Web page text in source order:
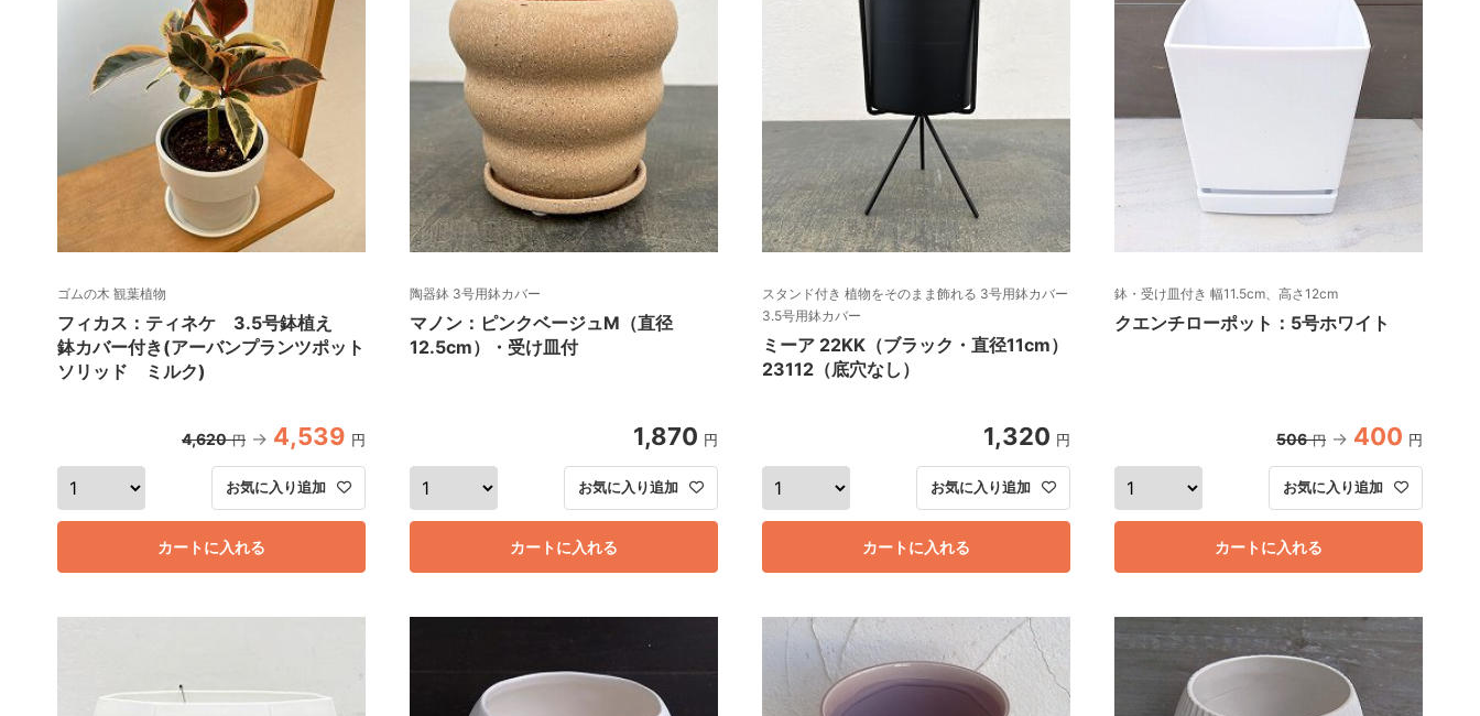
ゴムの木 観葉植物
フィカス：ティネケ 3.5号鉢植え
鉢カバー付き(アーバンプランツポット
ソリッド ミルク)
4,620 円 4,539 円
お気に入り追加
カートに入れる
陶器鉢 3号用鉢カバー
マノン：ピンクベージュM（直径
12.5cm）・受け皿付
1,870 円
お気に入り追加
カートに入れる
スタンド付き 植物をそのまま飾れる 3号用鉢カバー
3.5号用鉢カバー
ミーア 22KK（ブラック・直径11cm）
23112（底穴なし）
1,320 円
お気に入り追加
カートに入れる
鉢・受け皿付き 幅11.5cm、高さ12cm
クエンチローポット：5号ホワイト
506 円 400 円
お気に入り追加
カートに入れる